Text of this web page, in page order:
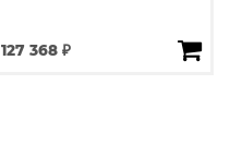
127 368 ₽